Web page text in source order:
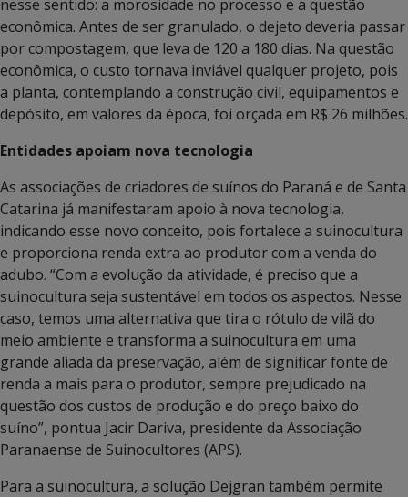
nesse sentido: a morosidade no processo e a questão
econômica. Antes de ser granulado, o dejeto deveria passar
por compostagem, que leva de 120 a 180 dias. Na questão
econômica, o custo tornava inviável qualquer projeto, pois
a planta, contemplando a construção civil, equipamentos e
depósito, em valores da época, foi orçada em R$ 26 milhões.
Entidades apoiam nova tecnologia
As associações de criadores de suínos do Paraná e de Santa
Catarina já manifestaram apoio à nova tecnologia,
indicando esse novo conceito, pois fortalece a suinocultura
e proporciona renda extra ao produtor com a venda do
adubo. “Com a evolução da atividade, é preciso que a
suinocultura seja sustentável em todos os aspectos. Nesse
caso, temos uma alternativa que tira o rótulo de vilã do
meio ambiente e transforma a suinocultura em uma
grande aliada da preservação, além de significar fonte de
renda a mais para o produtor, sempre prejudicado na
questão dos custos de produção e do preço baixo do
suíno”, pontua Jacir Dariva, presidente da Associação
Paranaense de Suinocultores (APS).
Para a suinocultura, a solução Dejgran também permite